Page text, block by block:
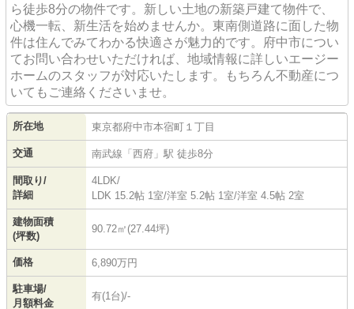
ら徒歩8分の物件です。新しい土地の新築戸建て物件で、
心機一転、新生活を始めませんか。東南側道路に面した物
件は住んでみてわかる快適さが魅力的です。府中市につい
てお問い合わせいただければ、地域情報に詳しいエージー
ホームのスタッフが対応いたします。もちろん不動産につ
いてもご連絡くださいませ。
所在地 東京都府中市本宿町 １丁目
交通 南武線 「 西府 」駅 徒歩8分
間取り/
詳細
4LDK/
LDK 15.2帖 1室/洋室 5.2帖 1室/洋室 4.5帖 2室
建物面積
(坪数)
90.72㎡(27.44坪)
価格 6,890万円
駐車場/
月額料金
有(1台)/-